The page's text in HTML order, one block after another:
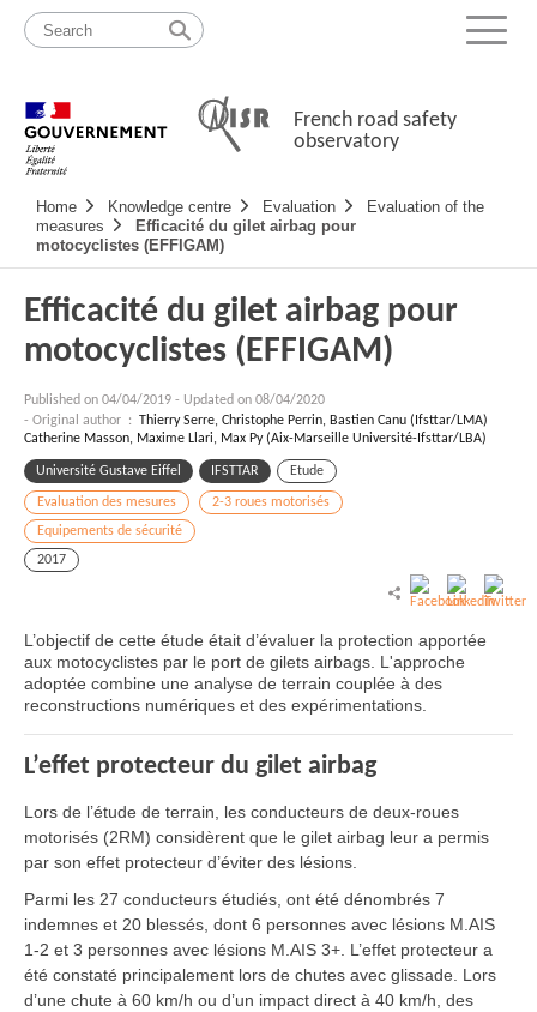
content
map
Menu
French road safety
observatory
Navigation
principale
Home Knowledge centre Evaluation
Evaluation of the
measures
Efficacité du gilet airbag pour
motocyclistes (EFFIGAM)
Efficacité du gilet airbag pour
motocyclistes (EFFIGAM)
Published on 04/04/2019 - Updated on 08/04/2020
- Original author : Thierry Serre, Christophe Perrin, Bastien Canu (Ifsttar/LMA)
Catherine Masson, Maxime Llari, Max Py (Aix-Marseille Université-Ifsttar/LBA)
Université Gustave Eiffel IFSTTAR Etude
Evaluation des mesures
2-3 roues motorisés
Equipements de sécurité
2017
L’objectif de cette étude était d’évaluer la protection apportée
aux motocyclistes par le port de gilets airbags. L'approche
adoptée combine une analyse de terrain couplée à des
reconstructions numériques et des expérimentations.
L’effet protecteur du gilet airbag
Lors de l’étude de terrain, les conducteurs de deux-roues
motorisés (2RM) considèrent que le gilet airbag leur a permis
par son effet protecteur d’éviter des lésions.
Parmi les 27 conducteurs étudiés, ont été dénombrés 7
indemnes et 20 blessés, dont 6 personnes avec lésions M.AIS
1-2 et 3 personnes avec lésions M.AIS 3+. L’effet protecteur a
été constaté principalement lors de chutes avec glissade. Lors
d’une chute à 60 km/h ou d’un impact direct à 40 km/h, des